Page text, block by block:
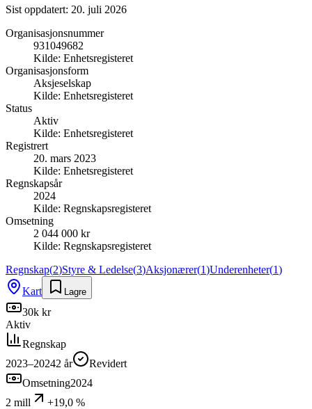
Sist oppdatert: 20. juli 2026
Organisasjonsnummer
931049682
Kilde: Enhetsregisteret
Organisasjonsform
Aksjeselskap
Kilde: Enhetsregisteret
Status
Aktiv
Kilde: Enhetsregisteret
Registrert
20. mars 2023
Kilde: Enhetsregisteret
Regnskapsår
2024
Kilde: Regnskapsregisteret
Omsetning
2 044 000 kr
Kilde: Regnskapsregisteret
Regnskap(2)Styre & Ledelse(3)Aksjonærer(1)Underenheter(1)
Kart
Lagre
30k kr
Aktiv
Regnskap
2023–20242 år
Revidert
Omsetning2024
2 mill
+19,0 %